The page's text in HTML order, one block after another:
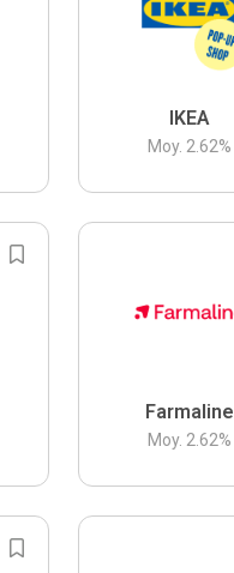
IKEA
Moy. 2.62%
Farmaline
Moy. 2.62%